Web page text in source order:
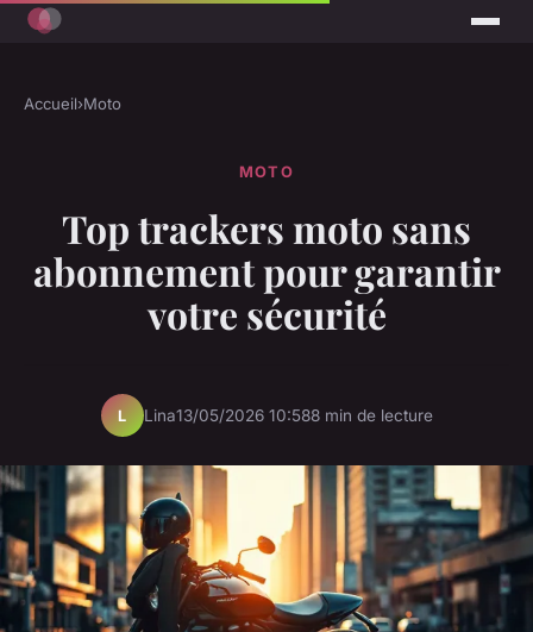
Accueil›Moto
MOTO
Top trackers moto sans
abonnement pour garantir
votre sécurité
L Lina13/05/2026 10:588 min de lecture